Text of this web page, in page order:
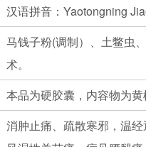
汉语拼音：Yaotongning
马钱子粉(调制）、土鳖虫
术。
本品为硬胶囊，内容物为黄
消肿止痛、疏散寒邪，温